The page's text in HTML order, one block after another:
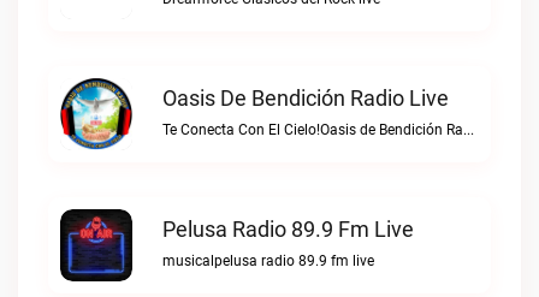
Oasis De Bendición Radio Live
Te Conecta Con El Cielo!Oasis de Bendición Radio live
Pelusa Radio 89.9 Fm Live
musicalpelusa radio 89.9 fm live